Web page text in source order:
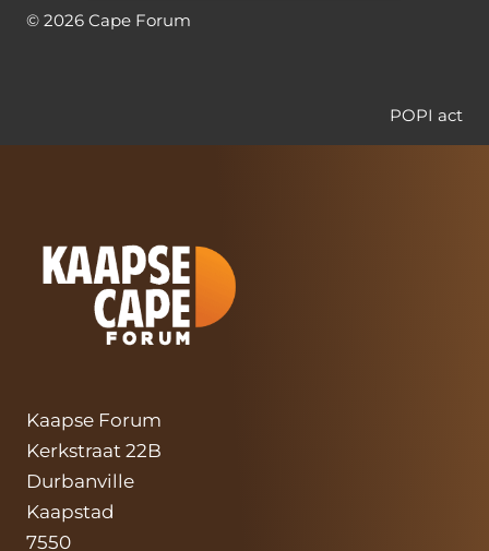
© 2026 Cape Forum
POPI act
Kaapse Forum
Kerkstraat 22B
Durbanville
Kaapstad
7550